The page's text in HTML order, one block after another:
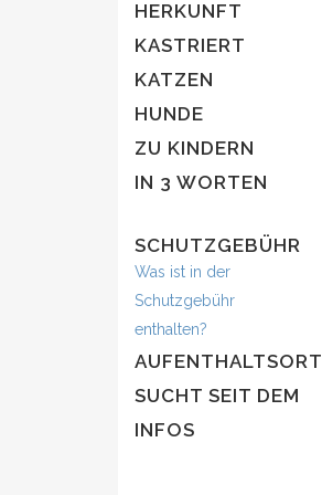
HERKUNFT
KASTRIERT
KATZEN
HUNDE
ZU KINDERN
IN 3 WORTEN
SCHUTZGEBÜHR
Was ist in der
Schutzgebühr
enthalten?
AUFENTHALTSORT
SUCHT SEIT DEM
INFOS